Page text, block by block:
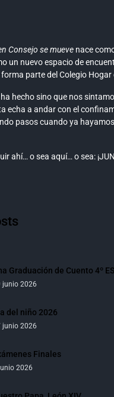
Consejo se mueve nace
un nuevo espacio de
parte del Colegio Hogar
hecho sino que nos
echa a andar con el
pasos cuando ya
ahí… o sea aquí… o sea:
Graduación de Cuento 4º
junio 2026
del niño 2026
junio 2026
Finales
2026